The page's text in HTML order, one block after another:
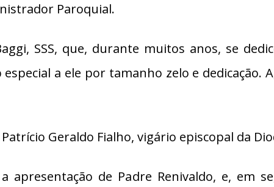
Paroquial.
SSS, que, durante muitos anos, se
a ele por tamanho zelo e dedicação.
Geraldo Fialho, vigário episcopal da
de Padre Renivaldo, e, em